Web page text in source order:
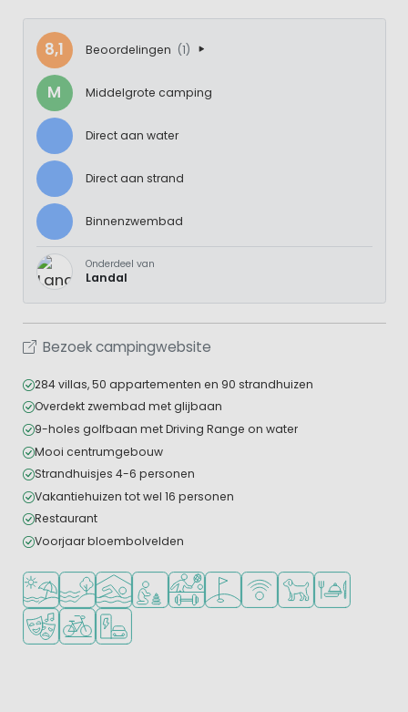
8,1 Beoordelingen (1)
M Middelgrote camping
Direct aan water
Direct aan strand
Binnenzwembad
Onderdeel van
Landal
Bezoek campingwebsite
284 villas, 50 appartementen en 90 strandhuizen
Overdekt zwembad met glijbaan
9-holes golfbaan met Driving Range on water
Mooi centrumgebouw
Strandhuisjes 4-6 personen
Vakantiehuizen tot wel 16 personen
Restaurant
Voorjaar bloembolvelden
Ligt bij strand en zee
Ligt bij het water
Overdekt zwembad
Aanbevolen voor jonge kinderen
Veel mogelijkheden om te sporten
Golfbaan in de buurt
WiFi beschikbaar
HuisdierenRestaurant of
Animatieprogramma
FietsverhuurLaadpaal elektrische auto